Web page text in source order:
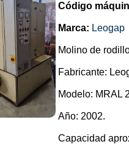
Código
Marca: Leogap
Molino de
Fabricante:
Modelo: MRAL
Año: 2002.
Capacidad